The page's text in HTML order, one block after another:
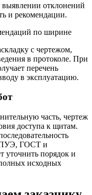
отклонений
и рекомендации.
по ширине
с чертежом,
в протоколе. При
перечень
в эксплуатацию.
часть, чертеж
доступа к щитам.
ПУЭ, ГОСТ и
уточнить порядок и
исходных